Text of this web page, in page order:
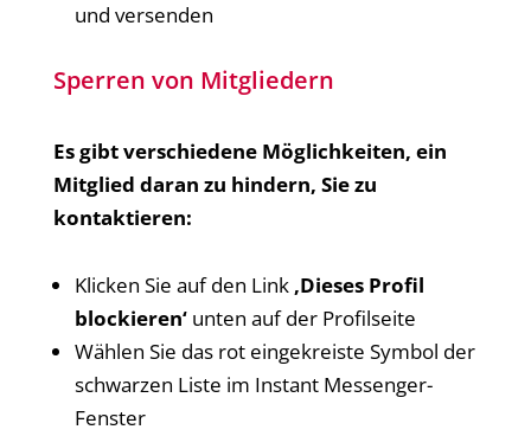
und versenden
Sperren von Mitgliedern
Es gibt verschiedene Möglichkeiten, ein
Mitglied daran zu hindern, Sie zu
kontaktieren:
Klicken Sie auf den Link ‚Dieses Profil
blockieren‘ unten auf der Profilseite
Wählen Sie das rot eingekreiste Symbol der
schwarzen Liste im Instant Messenger-
Fenster